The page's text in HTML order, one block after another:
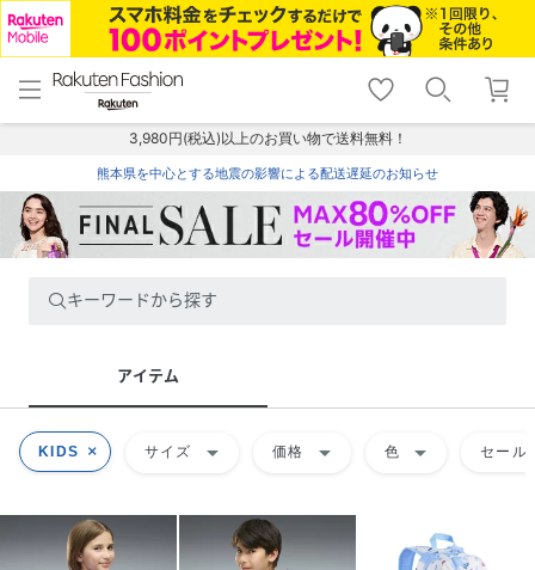
menu home
トップ
shopping_cart lock_outline
ログイン
3,980円(税込)以上のお買い物で送料無料！
熊本県を中心とする地震の影響による配送遅延のお知らせ
キーワードから探す
アイテム
KIDS サイズ arrow_drop_down 価格 arrow_drop_down 色 arrow_drop_down セール